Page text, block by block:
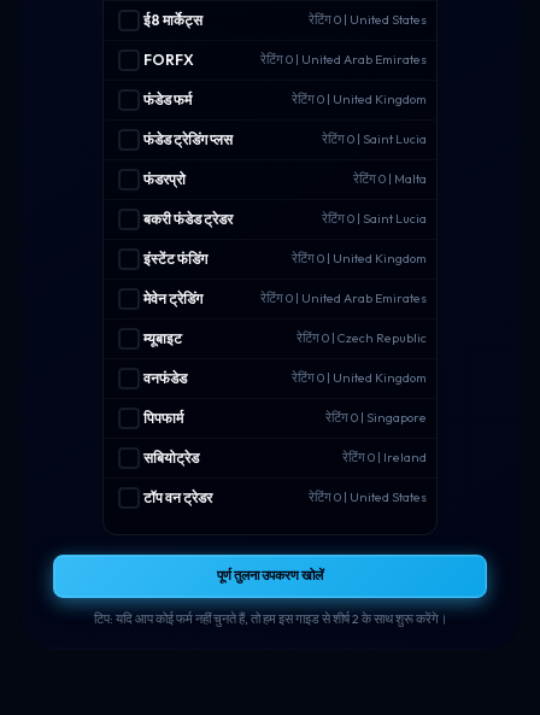
ई8 मार्केट्स रेटिंग 0 | United States
FORFX रेटिंग 0 | United Arab Emirates
फंडेड फर्म रेटिंग 0 | United Kingdom
फंडेड ट्रेडिंग प्लस रेटिंग 0 | Saint Lucia
फंडरप्रो रेटिंग 0 | Malta
बकरी फंडेड ट्रेडर रेटिंग 0 | Saint Lucia
इंस्टेंट फंडिंग रेटिंग 0 | United Kingdom
मेवेन ट्रेडिंग रेटिंग 0 | United Arab Emirates
म्यूबाइट रेटिंग 0 | Czech Republic
वनफंडेड रेटिंग 0 | United Kingdom
पिपफार्म रेटिंग 0 | Singapore
सबियोट्रेड रेटिंग 0 | Ireland
टॉप वन ट्रेडर रेटिंग 0 | United States
पूर्ण तुलना उपकरण खोलें
टिप: यदि आप कोई फर्म नहीं चुनते हैं, तो हम इस गाइड से शीर्ष 2 के साथ शुरू करेंगे।